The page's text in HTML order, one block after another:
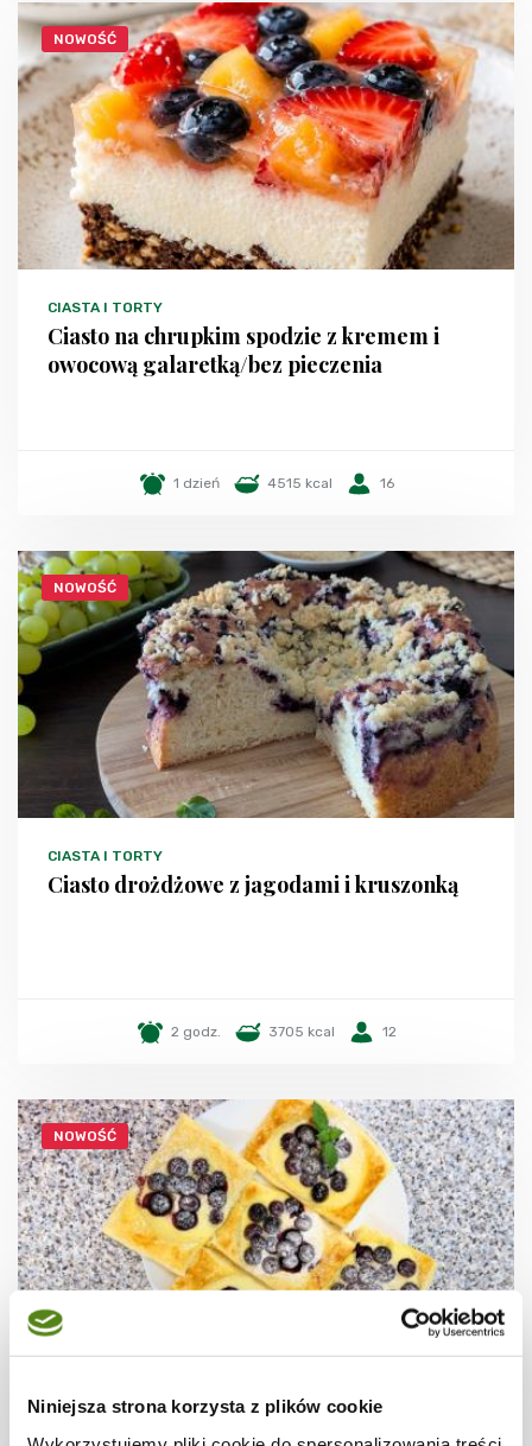
Niniejsza strona korzysta z plików cookie
NOWOŚĆ
CIASTA I TORTY
Ciasto na chrupkim spodzie z kremem i
owocową galaretką/bez pieczenia
1 dzień 4515 kcal 16
NOWOŚĆ
CIASTA I TORTY
Ciasto drożdżowe z jagodami i kruszonką
2 godz. 3705 kcal 12
NOWOŚĆ
CIASTECZKA
Ciastka francuskie z borówkami + film